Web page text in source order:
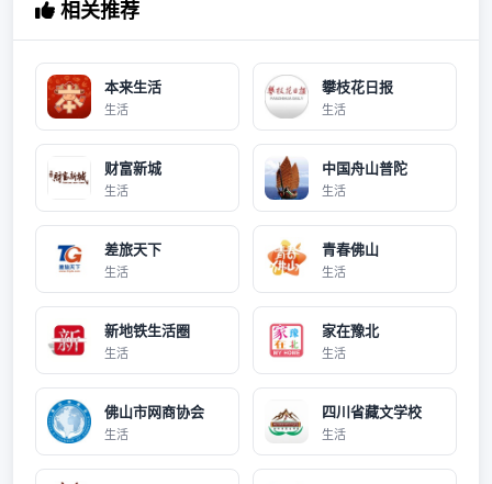
相关推荐
本来生活
生活
攀枝花日报
生活
财富新城
生活
中国舟山普陀
生活
差旅天下
生活
青春佛山
生活
新地铁生活圈
生活
家在豫北
生活
佛山市网商协会
生活
四川省藏文学校
生活